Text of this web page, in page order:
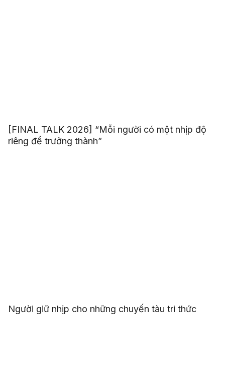
[FINAL TALK 2026] “Mỗi người có một nhịp độ
riêng để trưởng thành”
Người giữ nhịp cho những chuyến tàu tri thức